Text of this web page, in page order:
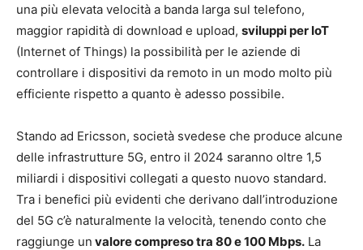
una più elevata velocità a banda larga sul telefono,
maggior rapidità di download e upload, sviluppi per IoT
(Internet of Things) la possibilità per le aziende di
controllare i dispositivi da remoto in un modo molto più
efficiente rispetto a quanto è adesso possibile.
Stando ad Ericsson, società svedese che produce alcune
delle infrastrutture 5G, entro il 2024 saranno oltre 1,5
miliardi i dispositivi collegati a questo nuovo standard.
Tra i benefici più evidenti che derivano dall’introduzione
del 5G c’è naturalmente la velocità, tenendo conto che
raggiunge un valore compreso tra 80 e 100 Mbps. La